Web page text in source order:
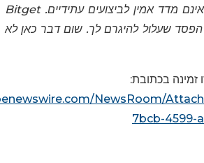
מדד אמין לביצועים עתידיים.Bitget
שעלול להיגרם לך. שום דבר כאן לא
זמינה בכתובת:
NewsRoom/
7bcb-4599-